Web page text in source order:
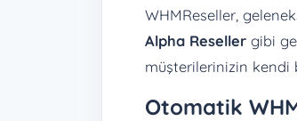
WHMReseller,
Alpha Reseller gibi
müşterilerinizin kendi
Otomatik